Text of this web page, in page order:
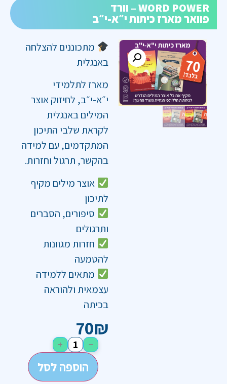
WORD POWER – וורד
פוואר מארז כיתות י״א-י״ב
מתכוננים להצלחה
באנגלית
מארז לתלמידי
י״א-י״ב, לחיזוק אוצר
המילים באנגלית
לקראת שלבי התיכון
המתקדמים, עם למידה
בהקשר, תרגול וחזרות.
אוצר מילים מקיף
לתיכון
סיפורים, הסברים
ותרגולים
חזרות מגוונות
להטמעה
מתאים ללמידה
עצמאית ולהוראה
בכיתה
70₪
−
+
הוספה לסל